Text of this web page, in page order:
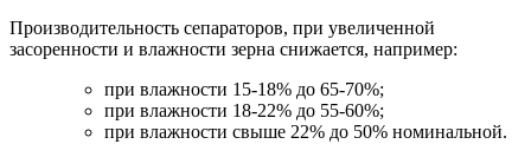
Производительность сепараторов, при увеличенной
засоренности и влажности зерна снижается, например:
при влажности 15-18% до 65-70%;
при влажности 18-22% до 55-60%;
при влажности свыше 22% до 50% номинальной.